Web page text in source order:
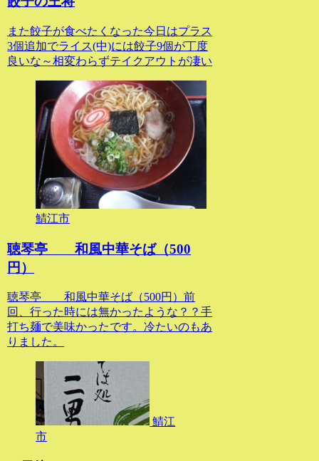
また餃子が食べたくなった今日はプラス
3個追加でライス(中)には餃子9個が丁度
良いな～相変わらずテイクアウトが凄い
鯖江市
聴琴亭 和風中華そば（500
円）
聴琴亭 和風中華そば（500円）前
回、行った時には無かったような？？手
打ち麺で美味かったです。冷たいのもあ
りました。
鯖江
市